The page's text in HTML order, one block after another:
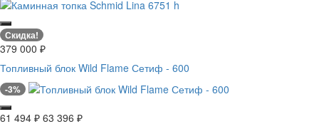
Скидка!
379 000 ₽
Топливный блок Wild Flame Сетиф - 600
-3%
61 494 ₽ 63 396 ₽